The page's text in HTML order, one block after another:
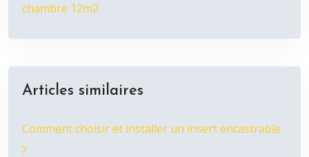
chambre 12m2
Articles similaires
Comment choisir et installer un insert encastrable
?